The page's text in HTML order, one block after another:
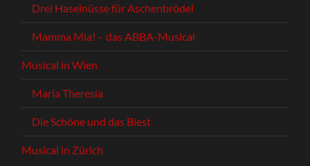
Drei Haselnüsse für Aschenbrödel
Mamma Mia! – das ABBA-Musical
Musical in Wien
Maria Theresia
Die Schöne und das Biest
Musical in Zürich